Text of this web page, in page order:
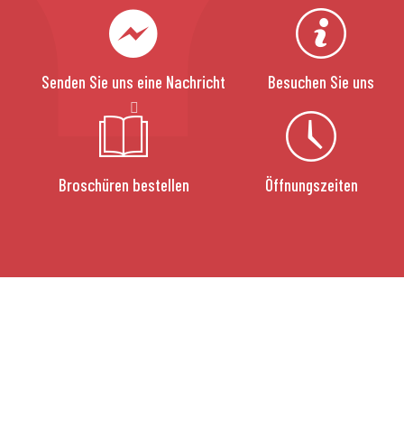
Senden Sie uns eine Nachricht Besuchen Sie uns
Broschüren bestellen Öffnungszeiten